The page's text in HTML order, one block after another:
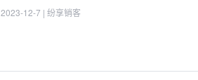
2023-12-7 | 纷享销客